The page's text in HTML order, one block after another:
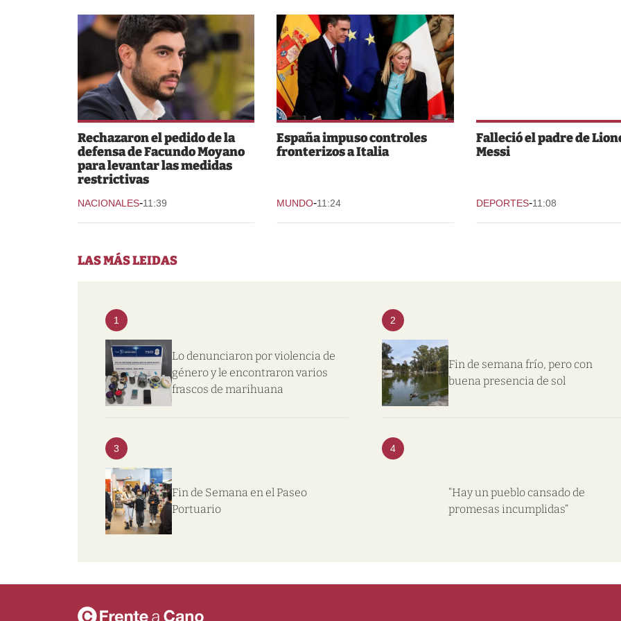
Rechazaron el pedido de la
defensa de Facundo Moyano
para levantar las medidas
restrictivas
NACIONALES-11:39
España impuso controles
fronterizos a Italia
MUNDO-11:24
Falleció el padre de
Messi
DEPORTES-11:08
LAS MÁS LEIDAS
1
Lo denunciaron por violencia de
género y le encontraron varios
frascos de marihuana
2
Fin de semana frío, pero con
buena presencia de sol
3
Fin de Semana en el Paseo
Portuario
4
“Hay un pueblo cansado de
promesas incumplidas”